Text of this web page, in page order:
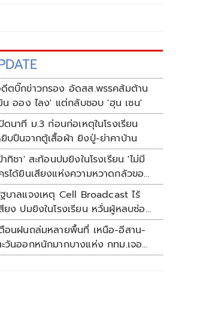
ตบิ๊กข่าวกรอง อัดสส.พรรคส้มต้าน
น ออง ไลง' แต่กลับชอบ 'ฮุน เซน'
ดนาที ม.3 ก่อนก่อเหตุในโรงเรียน
บปืนจากตู้เสื้อผ้า ยิงปู่-ย่าคาบ้าน
ทิชา' สะท้อนปมยิงในโรงเรียน 'ไม่มี
รได้ยินเสียงแห่งความหวาดกลัวของ
า'บาลแจงเหตุ Cell Broadcast ไร้
ยง ปมยิงในโรงเรียน หวั่นผู้หลบซ่อน
เป็นเป้า
อนฝนถล่มหลายพื้นที่ เหนือ-อีสาน-
วันออกหนักมากบางแห่ง กทม.เจอ